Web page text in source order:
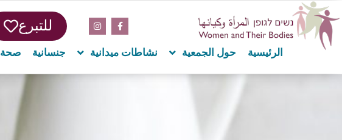
content
للتبرع
الرئيسية حول الجمعية نشاطات ميدانية جنسانية صحة